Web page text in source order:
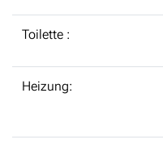
Toilette :
Heizung: